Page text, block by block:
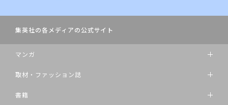
集英社の各メディアの公式サイト
マンガ
取材・ファッション誌
書籍